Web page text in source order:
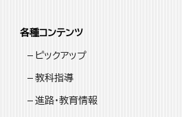
各種コンテンツ
ピックアップ
教科指導
進路・教育情報